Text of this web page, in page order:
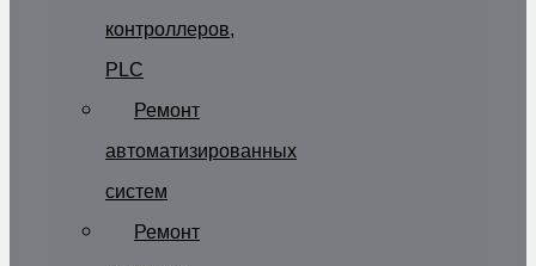
контроллеров,
PLC
Ремонт
автоматизированных
систем
Ремонт